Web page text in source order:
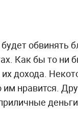
обвинять
Как бы то ни
дохода.
им нравится.